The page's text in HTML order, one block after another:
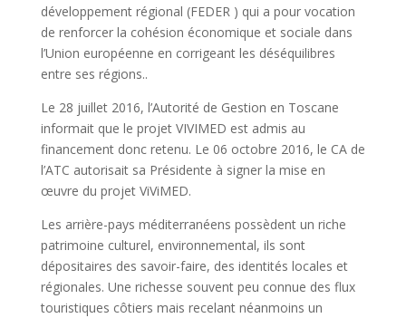
développement régional (FEDER ) qui a pour vocation
de renforcer la cohésion économique et sociale dans
l’Union européenne en corrigeant les déséquilibres
entre ses régions..
Le 28 juillet 2016, l’Autorité de Gestion en Toscane
informait que le projet VIVIMED est admis au
financement donc retenu. Le 06 octobre 2016, le CA de
l’ATC autorisait sa Présidente à signer la mise en
œuvre du projet ViViMED.
Les arrière-pays méditerranéens possèdent un riche
patrimoine culturel, environnemental, ils sont
dépositaires des savoir-faire, des identités locales et
régionales. Une richesse souvent peu connue des flux
touristiques côtiers mais recelant néanmoins un